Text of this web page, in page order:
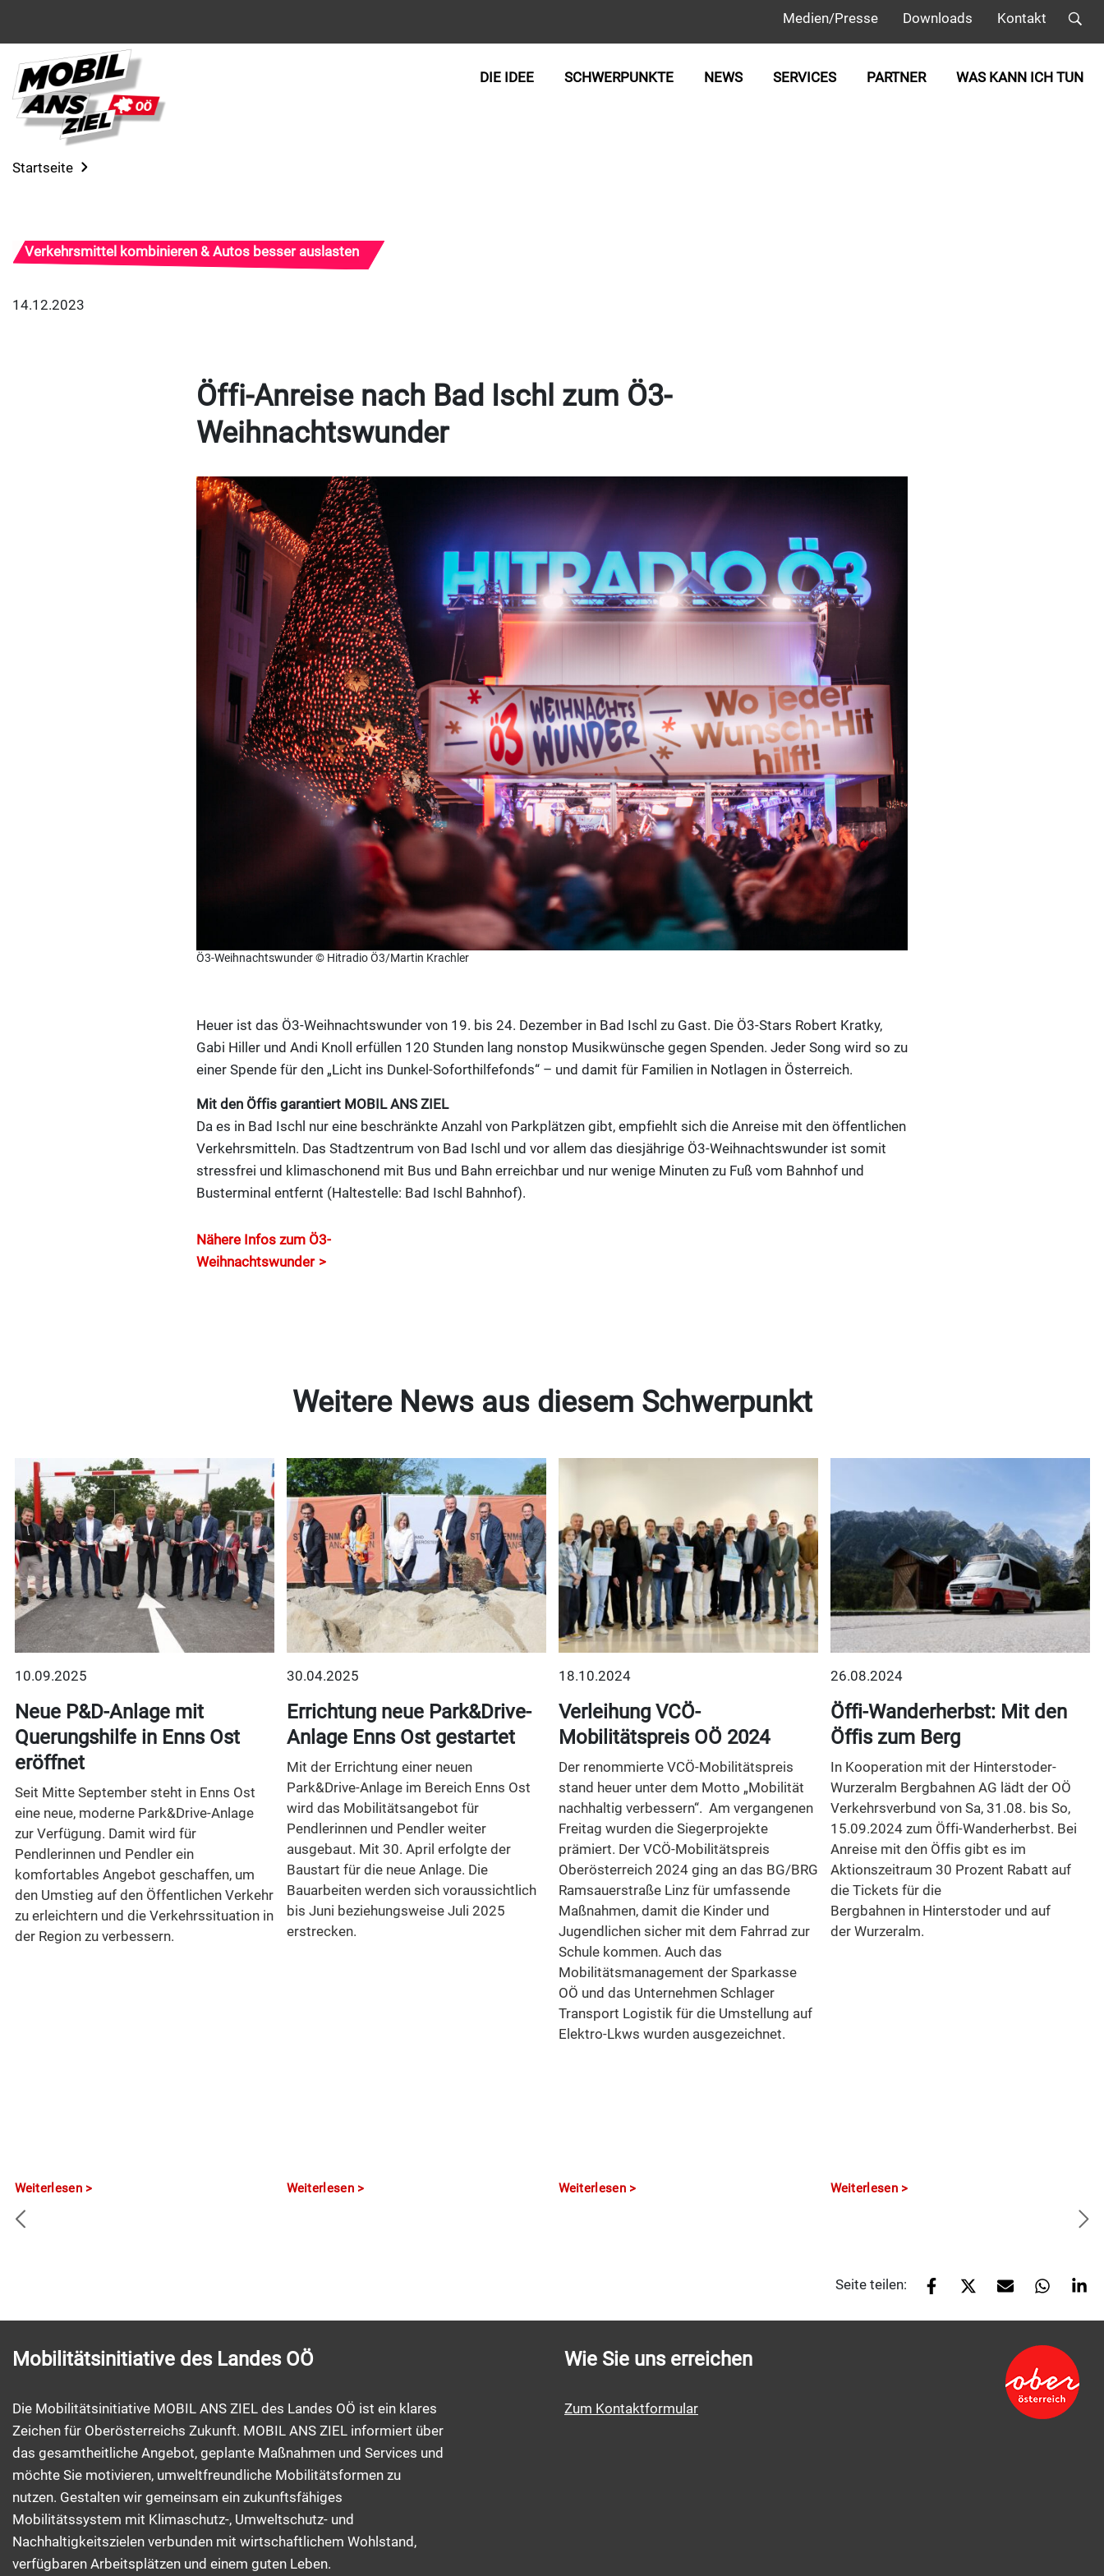
Medien/Presse Downloads Kontakt
DIE IDEE SCHWERPUNKTE NEWS SERVICES PARTNER WAS KANN ICH TUN
Startseite
Verkehrsmittel kombinieren & Autos besser auslasten
14.12.2023
Öffi-Anreise nach Bad Ischl zum Ö3-
Weihnachtswunder
Ö3-Weihnachtswunder © Hitradio Ö3/Martin Krachler
Heuer ist das Ö3-Weihnachtswunder von 19. bis 24. Dezember in Bad Ischl zu Gast. Die Ö3-Stars Robert Kratky,
Gabi Hiller und Andi Knoll erfüllen 120 Stunden lang nonstop Musikwünsche gegen Spenden. Jeder Song wird so zu
einer Spende für den „Licht ins Dunkel-Soforthilfefonds“ – und damit für Familien in Notlagen in Österreich.
Mit den Öffis garantiert MOBIL ANS ZIEL
Da es in Bad Ischl nur eine beschränkte Anzahl von Parkplätzen gibt, empfiehlt sich die Anreise mit den öffentlichen
Verkehrsmitteln. Das Stadtzentrum von Bad Ischl und vor allem das diesjährige Ö3-Weihnachtswunder ist somit
stressfrei und klimaschonend mit Bus und Bahn erreichbar und nur wenige Minuten zu Fuß vom Bahnhof und
Busterminal entfernt (Haltestelle: Bad Ischl Bahnhof).
Nähere Infos zum Ö3-
Weihnachtswunder
Weitere News aus diesem Schwerpunkt
10.09.2025
Neue P&D-Anlage mit
Querungshilfe in Enns Ost
eröffnet
Seit Mitte September steht in Enns Ost
eine neue, moderne Park&Drive-Anlage
zur Verfügung. Damit wird für
Pendlerinnen und Pendler ein
komfortables Angebot geschaffen, um
den Umstieg auf den Öffentlichen Verkehr
zu erleichtern und die Verkehrssituation in
der Region zu verbessern.
Weiterlesen
30.04.2025
Errichtung neue Park&Drive-
Anlage Enns Ost gestartet
Mit der Errichtung einer neuen
Park&Drive-Anlage im Bereich Enns Ost
wird das Mobilitätsangebot für
Pendlerinnen und Pendler weiter
ausgebaut. Mit 30. April erfolgte der
Baustart für die neue Anlage. Die
Bauarbeiten werden sich voraussichtlich
bis Juni beziehungsweise Juli 2025
erstrecken.
Weiterlesen
18.10.2024
Verleihung VCÖ-
Mobilitätspreis OÖ 2024
Der renommierte VCÖ-Mobilitätspreis
stand heuer unter dem Motto „Mobilität
nachhaltig verbessern“. Am vergangenen
Freitag wurden die Siegerprojekte
prämiert. Der VCÖ-Mobilitätspreis
Oberösterreich 2024 ging an das BG/BRG
Ramsauerstraße Linz für umfassende
Maßnahmen, damit die Kinder und
Jugendlichen sicher mit dem Fahrrad zur
Schule kommen. Auch das
Mobilitätsmanagement der Sparkasse
OÖ und das Unternehmen Schlager
Transport Logistik für die Umstellung auf
Elektro-Lkws wurden ausgezeichnet.
Weiterlesen
26.08.2024
Öffi-Wanderherbst: Mit den
Öffis zum Berg
In Kooperation mit der Hinterstoder-
Wurzeralm Bergbahnen AG lädt der OÖ
Verkehrsverbund von Sa, 31.08. bis So,
15.09.2024 zum Öffi-Wanderherbst. Bei
Anreise mit den Öffis gibt es im
Aktionszeitraum 30 Prozent Rabatt auf
die Tickets für die
Bergbahnen in Hinterstoder und auf
der Wurzeralm.
Weiterlesen
Seite teilen:
Mobilitätsinitiative des Landes OÖ
Die Mobilitätsinitiative MOBIL ANS ZIEL des Landes OÖ ist ein klares
Zeichen für Oberösterreichs Zukunft. MOBIL ANS ZIEL informiert über
das gesamtheitliche Angebot, geplante Maßnahmen und Services und
möchte Sie motivieren, umweltfreundliche Mobilitätsformen zu
nutzen. Gestalten wir gemeinsam ein zukunftsfähiges
Mobilitätssystem mit Klimaschutz-, Umweltschutz- und
Nachhaltigkeitszielen verbunden mit wirtschaftlichem Wohlstand,
verfügbaren Arbeitsplätzen und einem guten Leben.
Wie Sie uns erreichen
Zum Kontaktformular